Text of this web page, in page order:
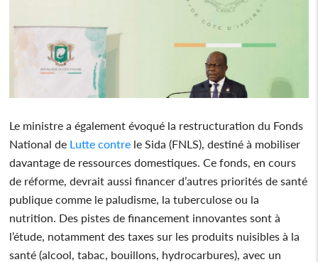
Le ministre a également évoqué la restructuration du Fonds
National de Lutte contre le Sida (FNLS), destiné à mobiliser
davantage de ressources domestiques. Ce fonds, en cours
de réforme, devrait aussi financer d’autres priorités de santé
publique comme le paludisme, la tuberculose ou la
nutrition. Des pistes de financement innovantes sont à
l’étude, notamment des taxes sur les produits nuisibles à la
santé (alcool, tabac, bouillons, hydrocarbures), avec un